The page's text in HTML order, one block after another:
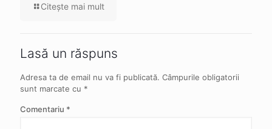
Citeşte mai mult
Lasă un răspuns
Adresa ta de email nu va fi publicată. Câmpurile obligatorii
sunt marcate cu *
Comentariu *